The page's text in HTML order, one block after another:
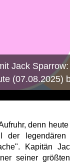
Jack
(07.08.2025)
denn
der legendären
Kapitän
seiner